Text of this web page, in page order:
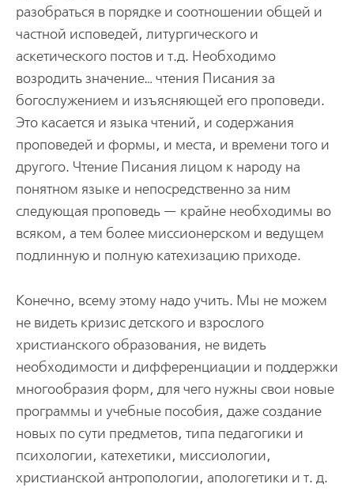
разобраться в порядке и соотношении общей и
частной исповедей, литургического и
аскетического постов и т.д. Необходимо
возродить значение… чтения Писания за
богослужением и изъясняющей его проповеди.
Это касается и языка чтений, и содержания
проповедей и формы, и места, и времени того и
другого. Чтение Писания лицом к народу на
понятном языке и непосредственно за ним
следующая проповедь — крайне необходимы во
всяком, а тем более миссионерском и ведущем
подлинную и полную катехизацию приходе.
Конечно, всему этому надо учить. Мы не можем
не видеть кризис детского и взрослого
христианского образования, не видеть
необходимости и дифференциации и поддержки
многообразия форм, для чего нужны свои новые
программы и учебные пособия, даже создание
новых по сути предметов, типа педагогики и
психологии, катехетики, миссиологии,
христианской антропологии, апологетики и т. д.